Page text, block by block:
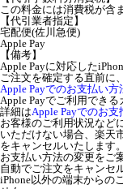
この料金には消費税が含
【代引業者指定】
宅配便(佐川急便)
Apple Pay
【備考】
Apple Payに対応した
ご注文を確定する直前に
Apple Payでのお支払い方
Apple Payでご利用でき
詳細はApple Payでのお支
お客様のご利用状況など
いただけない場合、楽天
をキャンセルいたします。
お支払い方法の変更をご
自動でご注文をキャンセ
iPhone以外の端末からの